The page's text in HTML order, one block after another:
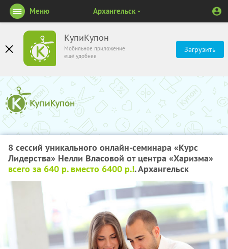
КупиКупон
Мобильное приложение
ещё удобнее
Загрузить
Меню Архангельск
8 сессий уникального онлайн-семинара «Курс
Лидерства» Нелли Власовой от центра «Харизма»
всего за 640 р. вместо 6400 р.!. Архангельск